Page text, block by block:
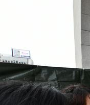
장성 타이저우시 해안에 상륙
뷔 앞둔 이강인, 맨시티전
·TK 당원투표 합산 김민석
원투표 합산 김민석
리당원투표…강원·경북 김
경선, 경북 권리당원 투표
경선, 대구 권리당원 투표